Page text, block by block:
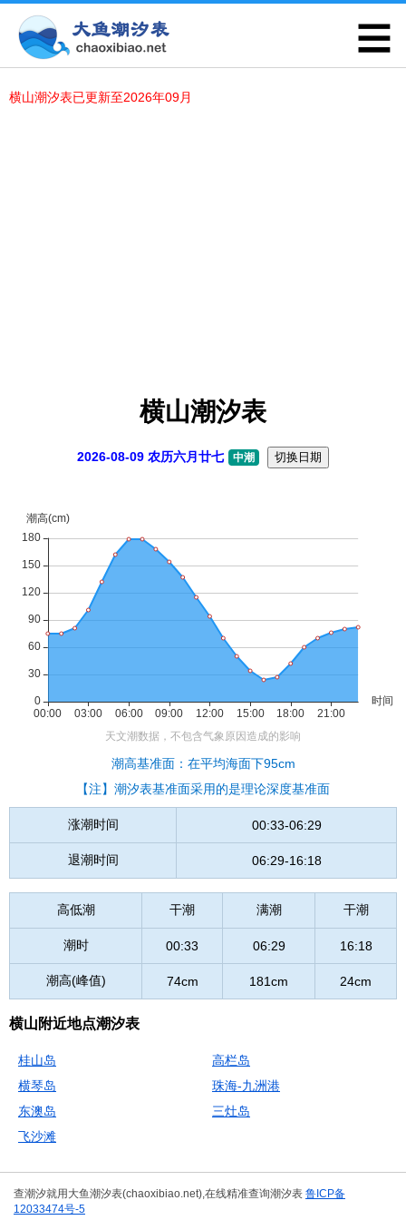
横山潮汐表已更新至2026年09月
横山潮汐表
2026-08-09 农历六月廿七 中潮 切换日期
潮高基准面：在平均海面下95cm
【注】潮汐表基准面采用的是理论深度基准面
涨潮时间 00:33-06:29
退潮时间 06:29-16:18
高低潮 干潮 满潮 干潮
潮时 00:33 06:29 16:18
潮高(峰值) 74cm 181cm 24cm
横山附近地点潮汐表
桂山岛
高栏岛
横琴岛
珠海-九洲港
东澳岛
三灶岛
飞沙滩
查潮汐就用大鱼潮汐表(chaoxibiao.net),在线精准查询潮汐表 鲁ICP备
12033474号-5